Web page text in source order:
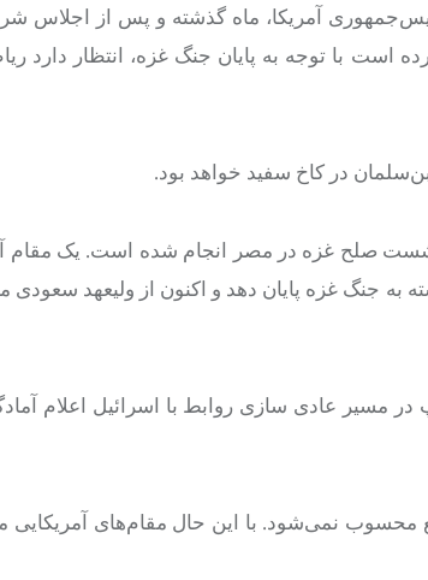
آمریکا، ماه گذشته و پس از اجلاس
است با توجه به پایان جنگ غزه، انتظار دارد
در کاخ سفید خواهد بود.
صلح غزه در مصر انجام شده است. یک مقام
به جنگ غزه پایان دهد و اکنون از ولیعهد سعودی
مسیر عادی سازی روابط با اسرائیل اعلام
محسوب نمی‌شود. با این حال مقام‌های آمریکایی